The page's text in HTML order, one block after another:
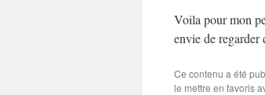
Voila pour mon
envie de regarder
Ce contenu a été
le mettre en favoris